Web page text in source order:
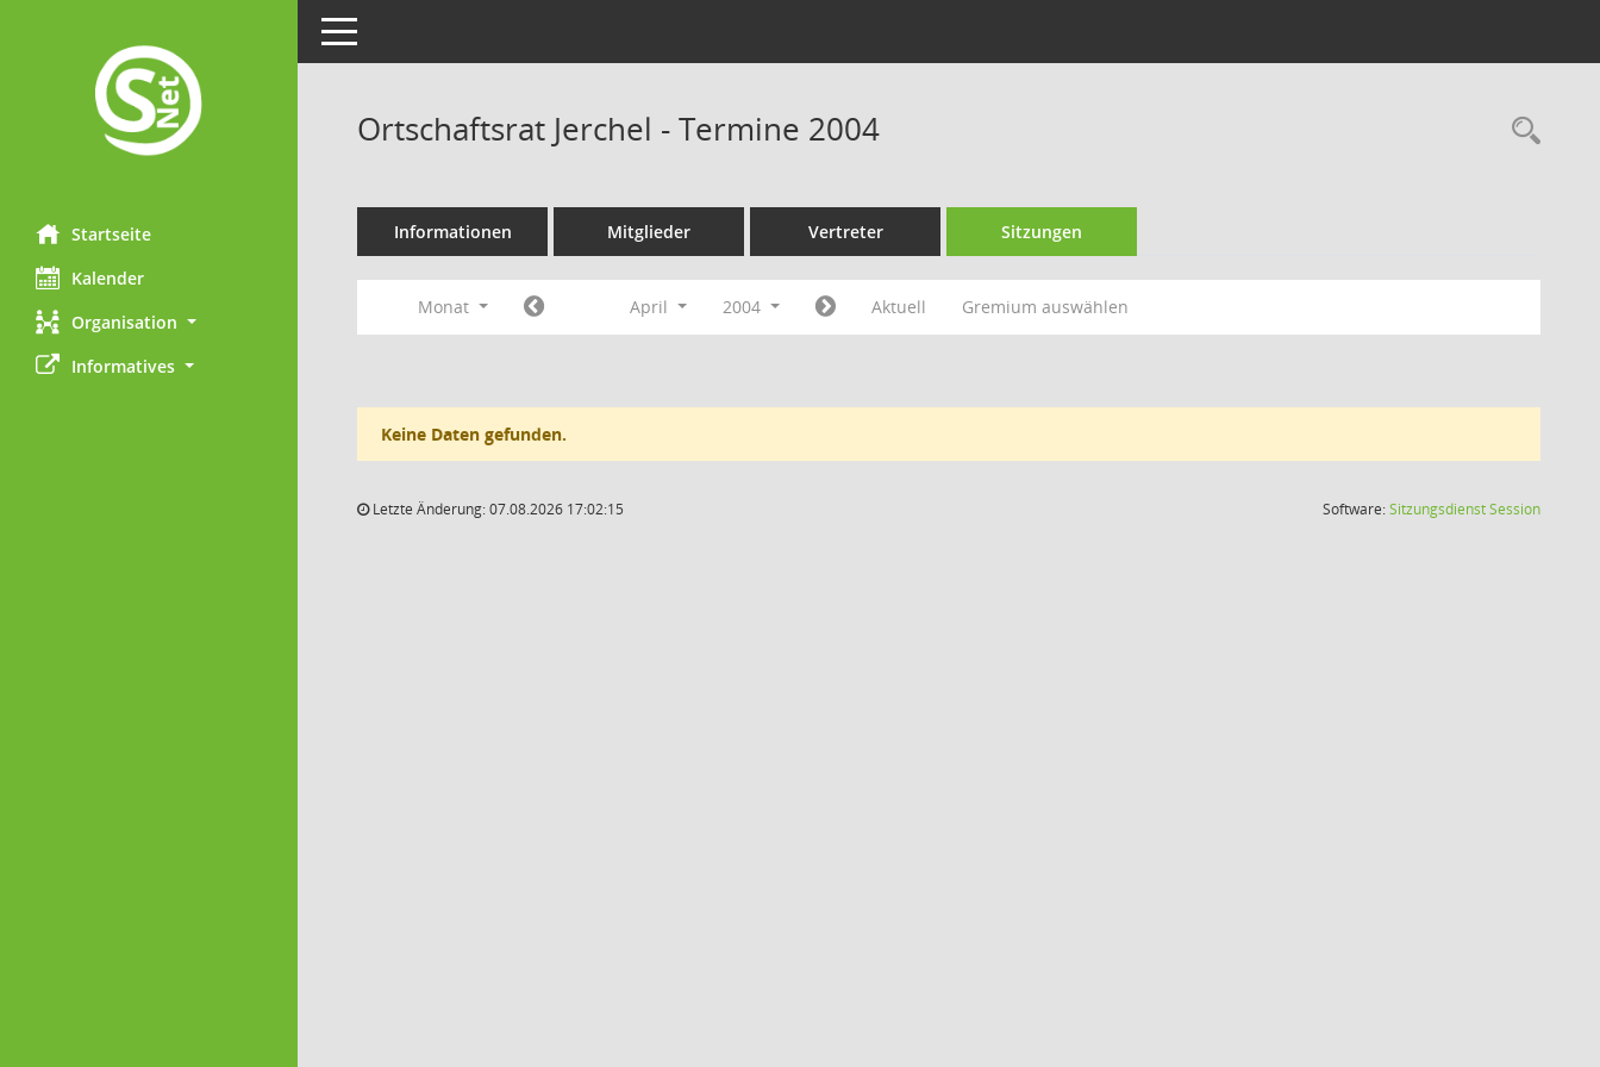
Startseite
Kalender
Organisation
Informatives
Toggle navigation
Ortschaftsrat Jerchel - Termine 2004
Informationen Mitglieder Vertreter Sitzungen
Monat April 2004 Aktuell Gremium auswählen
Keine Daten gefunden.
Letzte Änderung: 07.08.2026 17:02:15 Software:SitzungsdienstSession(Wird in